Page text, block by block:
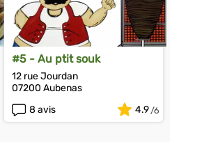
#5 - Au ptit souk
12 rue Jourdan
07200 Aubenas
8 avis
4.9